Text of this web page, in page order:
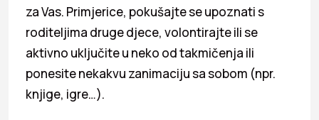
za Vas. Primjerice, pokušajte se upoznati s
roditeljima druge djece, volontirajte ili se
aktivno uključite u neko od takmičenja ili
ponesite nekakvu zanimaciju sa sobom (npr.
knjige, igre…).